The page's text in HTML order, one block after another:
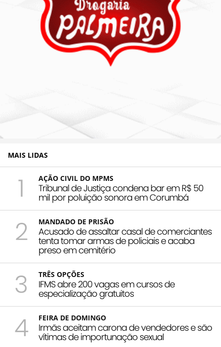
MAIS LIDAS
1 AÇÃO CIVIL DO MPMS
Tribunal de Justiça condena bar em R$ 50
mil por poluição sonora em Corumbá
2 MANDADO DE PRISÃO
Acusado de assaltar casal de comerciantes
tenta tomar armas de policiais e acaba
preso em cemitério
3 TRÊS OPÇÕES
IFMS abre 200 vagas em cursos de
especialização gratuitos
4 FEIRA DE DOMINGO
Irmãs aceitam carona de vendedores e são
vítimas de importunação sexual